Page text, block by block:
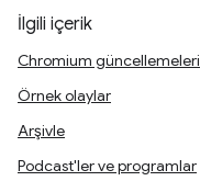
İlgili içerik
Chromium güncellemeleri
Örnek olaylar
Arşivle
Podcast'ler ve programlar